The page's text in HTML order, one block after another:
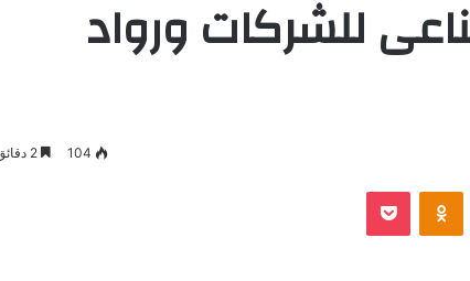
للشركات ورواد
104 2 دقائق
Odnoklassniki بوكيت